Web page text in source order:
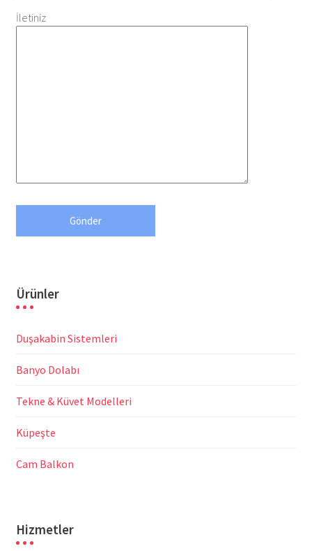
İletiniz
Ürünler
Duşakabin Sistemleri
Banyo Dolabı
Tekne & Küvet Modelleri
Küpeşte
Cam Balkon
Hizmetler